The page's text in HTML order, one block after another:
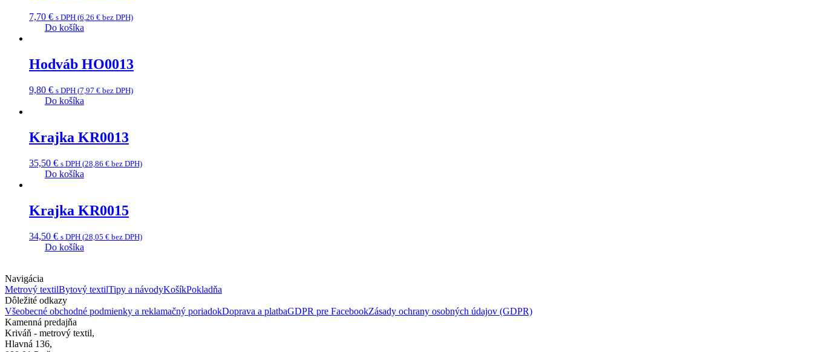
7,70 € s DPH (6,26 € bez DPH)
Do košíka
Hodváb HO0013
9,80 € s DPH (7,97 € bez DPH)
Do košíka
Krajka KR0013
35,50 € s DPH (28,86 € bez DPH)
Do košíka
Krajka KR0015
34,50 € s DPH (28,05 € bez DPH)
Do košíka
Navigácia
Metrový textilBytový textilTipy a návodyKošíkPokladňa
Dôležité odkazy
Všeobecné obchodné podmienky a reklamačný poriadokDoprava a platbaGDPR pre FacebookZásady ochrany osobných údajov (GDPR)
Kamenná predajňa
Kriváň - metrový textil,
Hlavná 136,